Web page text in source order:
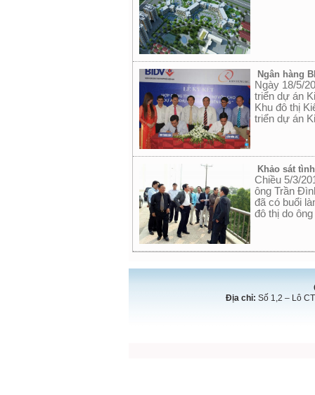
Ngân hàng
Ngày 18/5/
triển dự án
Khu đô thị
triển dự án
Khảo sát
Chiều 5/3/
ông Trần
đã có buổi
đô thị do
Địa chỉ: Số 1,2 – Lô